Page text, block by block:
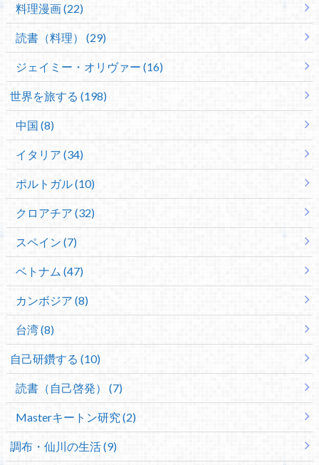
料理漫画 (22)
読書（料理） (29)
ジェイミー・オリヴァー (16)
世界を旅する (198)
中国 (8)
イタリア (34)
ポルトガル (10)
クロアチア (32)
スペイン (7)
ベトナム (47)
カンボジア (8)
台湾 (8)
自己研鑽する (10)
読書（自己啓発） (7)
Masterキートン研究 (2)
調布・仙川の生活 (9)